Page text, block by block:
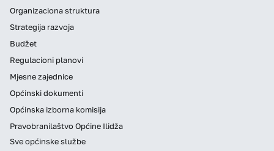
Organizaciona struktura
Strategija razvoja
Budžet
Regulacioni planovi
Mjesne zajednice
Općinski dokumenti
Općinska izborna komisija
Pravobranilaštvo Općine Ilidža
Sve općinske službe